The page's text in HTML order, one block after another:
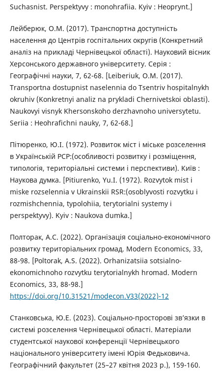
Suchasnist. Perspektyvy : monohrafiia. Kyiv : Heoprynt.]
Лейберюк, О.М. (2017). Транспортна доступність
населення до Центрів госпітальних округів (Конкретний
аналіз на прикладі Чернівецької області). Науковий вісник
Херсонського державного університету. Серія :
Географічні науки, 7, 62-68. [Leiberiuk, O.M. (2017).
Transportna dostupnist naselennia do Tsentriv hospitalnykh
okruhiv (Konkretnyi analiz na prykladi Chernivetskoi oblasti).
Naukovyi visnyk Khersonskoho derzhavnoho universytetu.
Seriia : Heohrafichni nauky, 7, 62-68.]
Пітюренко, Ю.І. (1972). Розвиток міст і міське розселення
в Українській РСР:(особливості розвитку і розміщення,
типологія, територіальні системи і перспективи). Київ :
Наукова думка. [Pitiurenko, Yu.I. (1972). Rozvytok mist i
miske rozselennia v Ukrainskii RSR:(osoblyvosti rozvytku i
rozmishchennia, typolohiia, terytorialni systemy i
perspektyvy). Kyiv : Naukova dumka.]
Полторак, А.С. (2022). Організація соціально-економічного
розвитку територіальних громад. Modern Economics, 33,
88-98. [Poltorak, A.S. (2022). Orhanizatsiia sotsialno-
ekonomichnoho rozvytku terytorialnykh hromad. Modern
Economics, 33, 88-98.]
https://doi.org/10.31521/modecon.V33(2022)-12
Станковська, Ю.Е. (2023). Соціально-просторові зв’язки в
системі розселення Чернівецької області. Матеріали
студентської наукової конференції Чернівецького
національного університету імені Юрія Федьковича.
Географічний факультет (25–27 квітня 2023 р.), 159-160.